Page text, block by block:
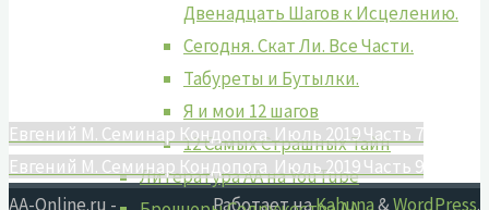
Двенадцать Шагов к Исцелению.
Сегодня. Скат Ли. Все Части.
Табуреты и Бутылки.
Я и мои 12 шагов
12 Самых Страшных Тайн
Литература АА на YouTube
Евгений М. Семинар Кондопога Июль 2019 Часть 7
Евгений М. Семинар Кондопога Июль 2019 Часть 9
Работает наKahuna&WordPress.
AA-Online.ru -